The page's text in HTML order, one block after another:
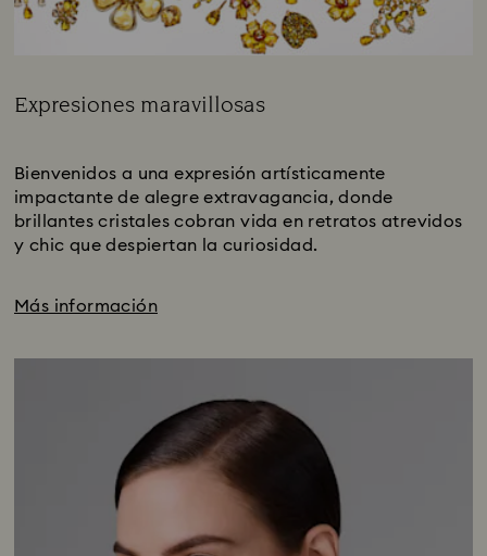
Expresiones maravillosas
Bienvenidos a una expresión artísticamente
impactante de alegre extravagancia, donde
brillantes cristales cobran vida en retratos atrevidos
y chic que despiertan la curiosidad.
Más información